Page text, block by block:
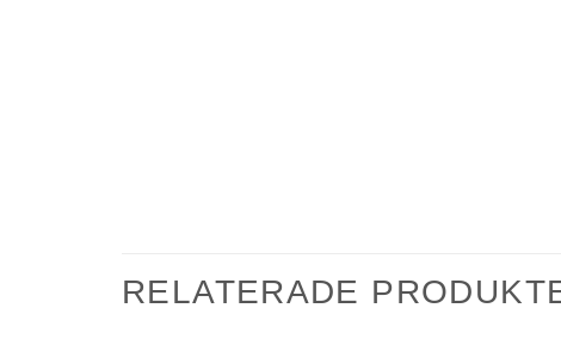
RELATERADE